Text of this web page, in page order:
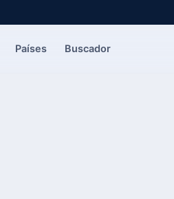
Países Buscador